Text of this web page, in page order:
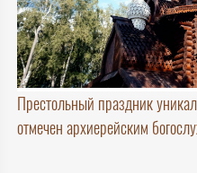
Престольный праздник
отмечен архиерейским